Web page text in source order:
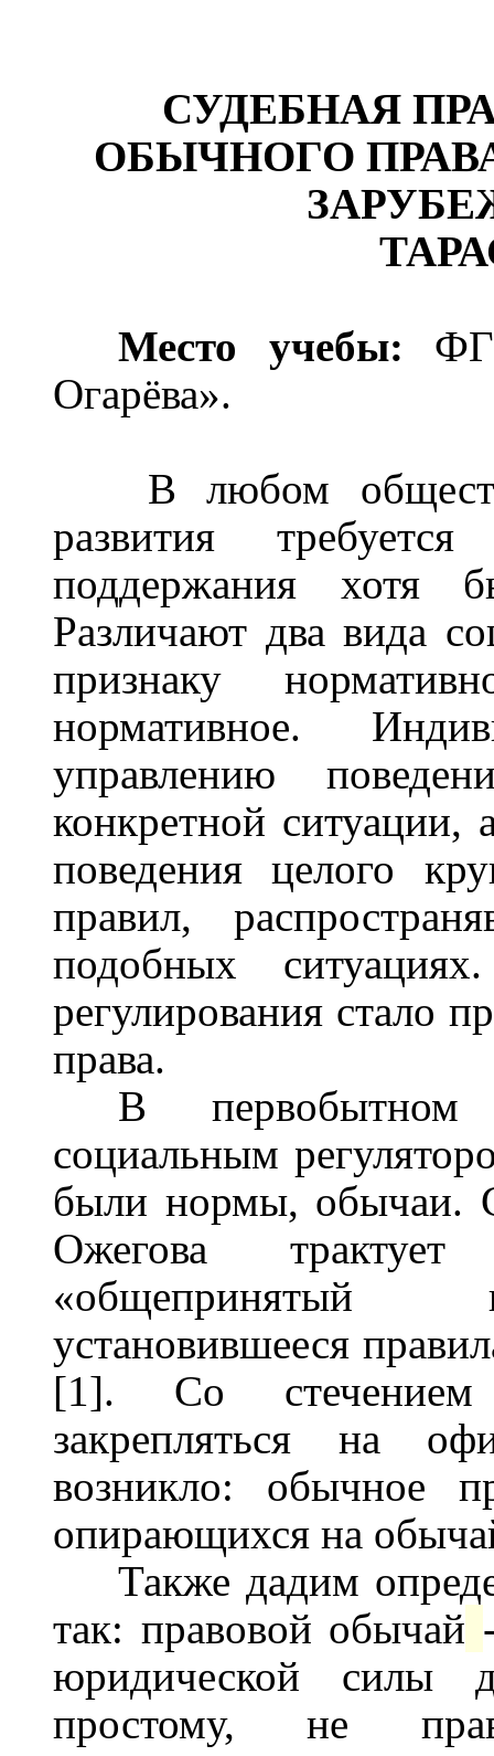
СУДЕБНАЯ
ОБЫЧНОГО
Место учебы:
Огарёва».
В любом
развития
поддержания хотя
Различают два вида
признаку
нормативное.
управлению
конкретной ситуации,
поведения целого
правил,
подобных
регулирования стало
права.
В первобытном
социальным
были нормы, обычаи.
Ожегова
«общепринятый
установившееся
[1]. Со
закрепляться на
возникло: обычное
опирающихся на
Также дадим
так: правовой обычай
юридической силы
простому, не